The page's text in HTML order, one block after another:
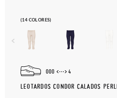
(14 COLORES)
000 4
LEOTARDOS CONDOR CALADOS